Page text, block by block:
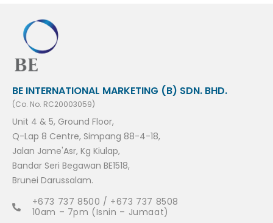
BE INTERNATIONAL MARKETING (B) SDN. BHD.
(Co. No. RC20003059)
Unit 4 & 5, Ground Floor,
Q-Lap 8 Centre, Simpang 88-4-18,
Jalan Jame'Asr, Kg Kiulap,
Bandar Seri Begawan BE1518,
Brunei Darussalam.
+673 737 8500 / +673 737 8508
10am – 7pm (Isnin – Jumaat)